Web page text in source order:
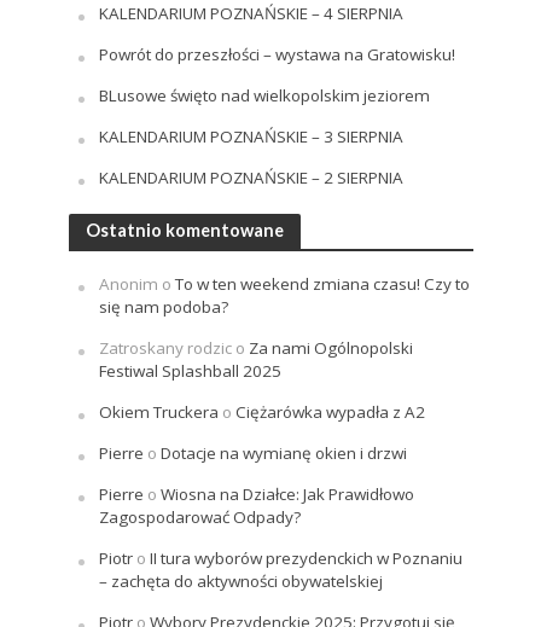
KALENDARIUM POZNAŃSKIE – 4 SIERPNIA
Powrót do przeszłości – wystawa na Gratowisku!
BLusowe święto nad wielkopolskim jeziorem
KALENDARIUM POZNAŃSKIE – 3 SIERPNIA
KALENDARIUM POZNAŃSKIE – 2 SIERPNIA
Ostatnio komentowane
Anonim oTo w ten weekend zmiana czasu! Czy to
się nam podoba?
Zatroskany rodzico Za nami Ogólnopolski
Festiwal Splashball 2025
Okiem Truckera o Ciężarówka wypadła z A2
Pierre o Dotacje na wymianę okien i drzwi
Pierre o Wiosna na Działce: Jak Prawidłowo
Zagospodarować Odpady?
Piotro II tura wyborów prezydenckich w Poznaniu
– zachęta do aktywności obywatelskiej
Piotro Wybory Prezydenckie 2025: Przygotuj się